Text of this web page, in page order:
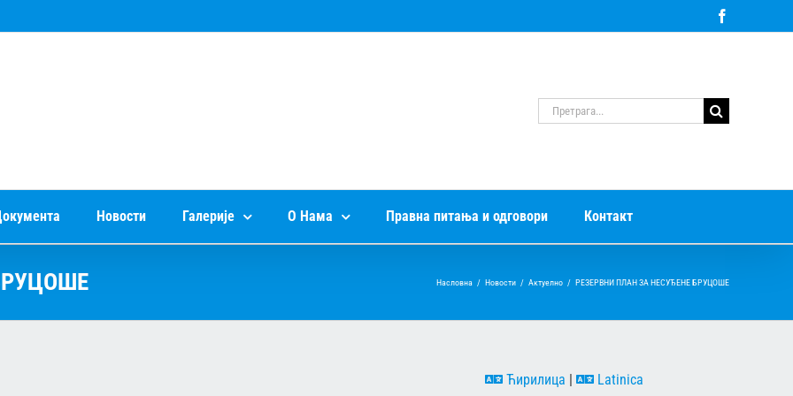
Претрага
за:
Новости Галерије О Нама Правна питања и одговори Контакт
Насловна / Новости / Актуелно / РЕЗЕРВНИ ПЛАН ЗА НЕСУЂЕНЕ БРУЦОШЕ
Ћирилица Latinica